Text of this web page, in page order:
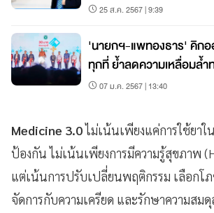
25 ส.ค. 2567 | 9:39
'นายกฯ-แพทองธาร' คิก
ทุกที่ ย้ำลดความเหลื่อมล้
07 ม.ค. 2567 | 13:40
Medicine 3.0ไม่เน้นเพียงแค่การใช้ยา
ป้องกัน ไม่เน้นเพียงการมีความรู้สุขภาพ
แต่เน้นการปรับเปลี่ยนพฤติกรรม เลือกโ
จัดการกับความเครียด และรักษาความสม